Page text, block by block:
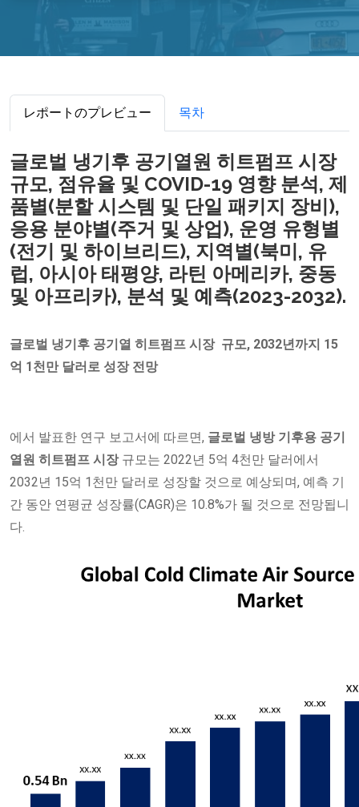
レポートのプレビュー 목차
글로벌 냉기후 공기열원 히트펌프 시장
규모, 점유율 및 COVID-19 영향 분석, 제
품별(분할 시스템 및 단일 패키지 장비),
응용 분야별(주거 및 상업), 운영 유형별
(전기 및 하이브리드), 지역별(북미, 유
럽, 아시아 태평양, 라틴 아메리카, 중동
및 아프리카), 분석 및 예측(2023-2032).
글로벌 냉기후 공기열 히트펌프 시장 규모, 2032년까지 15
억 1천만 달러로 성장 전망
에서 발표한 연구 보고서에 따르면, 글로벌 냉방 기후용 공기
열원 히트펌프 시장규모는 2022년 5억 4천만 달러에서
2032년 15억 1천만 달러로 성장할 것으로 예상되며, 예측 기
간 동안 연평균 성장률(CAGR)은 10.8%가 될 것으로 전망됩니
다.